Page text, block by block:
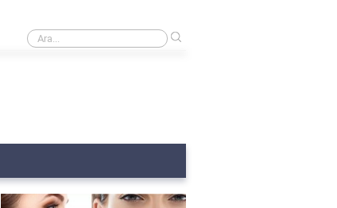
Burnumda et var ne yapmalıyım?